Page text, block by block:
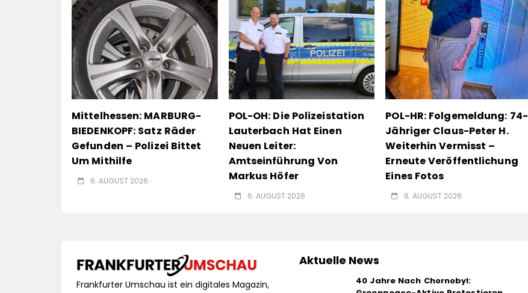
Mittelhessen: MARBURG-
BIEDENKOPF: Satz Räder
Gefunden – Polizei Bittet
Um Mithilfe
6. AUGUST 2026
POL-OH: Die Polizeistation
Lauterbach Hat Einen
Neuen Leiter:
Amtseinführung Von
Markus Höfer
6. AUGUST 2026
POL-HR: Folgemeldung: 74-
Jähriger Claus-Peter H.
Weiterhin Vermisst –
Erneute Veröffentlichung
Eines Fotos
6. AUGUST 2026
Frankfurter Umschau ist ein digitales Magazin,
Aktuelle News
40 Jahre Nach Chornobyl: